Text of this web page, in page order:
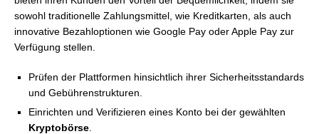
sowohl traditionelle Zahlungsmittel, wie Kreditkarten, als auch
innovative Bezahloptionen wie Google Pay oder Apple Pay zur
Verfügung stellen.
Prüfen der Plattformen hinsichtlich ihrer Sicherheitsstandards
und Gebührenstrukturen.
Einrichten und Verifizieren eines Konto bei der gewählten
Kryptobörse